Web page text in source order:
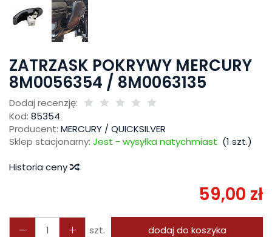
ZATRZASK POKRYWY MERCURY
8M0056354 / 8M0063135
Dodaj recenzję:
Kod: 85354
Producent: MERCURY / QUICKSILVER
Sklep stacjonarny: Jest - wysyłka natychmiast (1 szt.)
Historia ceny
59,00 zł
szt. dodaj do koszyka